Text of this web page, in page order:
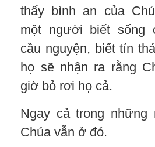
thấy bình an của
một người biết sống
cầu nguyện, biết tín
họ sẽ nhận ra rằng
giờ bỏ rơi họ cả.
Ngay cả trong những
Chúa vẫn ở đó.